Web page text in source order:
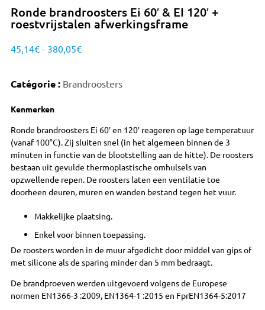
Ronde brandroosters Ei 60′ & EI 120′ +
roestvrijstalen afwerkingsframe
45,14€ - 380,05€
Catégorie : Brandroosters
Kenmerken
Ronde brandroosters Ei 60′ en 120′ reageren op lage temperatuur
(vanaf 100°C). Zij sluiten snel (in het algemeen binnen de 3
minuten in functie van de blootstelling aan de hitte). De roosters
bestaan uit gevulde thermoplastische omhulsels van
opzwellende repen. De roosters laten een ventilatie toe
doorheen deuren, muren en wanden bestand tegen het vuur.
Makkelijke plaatsing.
Enkel voor binnen toepassing.
De roosters worden in de muur afgedicht door middel van gips of
met silicone als de sparing minder dan 5 mm bedraagt.
De brandproeven werden uitgevoerd volgens de Europese
normen EN1366-3 :2009, EN1364-1 :2015 en FprEN1364-5:2017